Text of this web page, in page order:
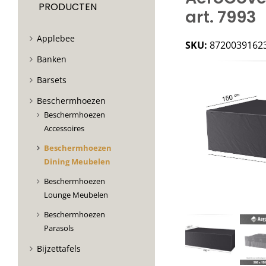
art. 7993
SKU:
PRODUCTEN
Applebee
Banken
Barsets
Beschermhoezen
Beschermhoezen
Accessoires
Beschermhoezen
Dining Meubelen
Beschermhoezen
Lounge Meubelen
Beschermhoezen
Parasols
Bijzettafels